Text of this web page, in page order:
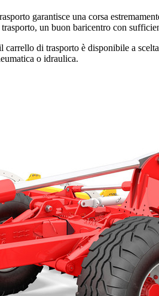
garantisce una corsa
un buon baricentro con
carrello di trasporto è disponibile a
o idraulica.